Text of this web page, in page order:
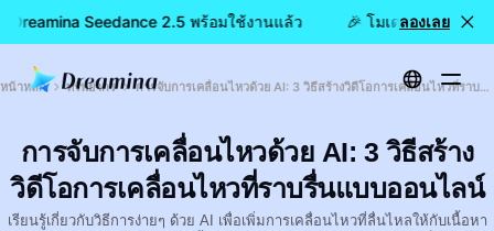
Dreamina Seedance 2.5 พร้อมใช้งานแล้ว 🎉 โมเดลใหม่เปิดให้
ลองเลย
หน้าหลัก ทรัพยากร การจับการเคลื่อนไหวด้วย AI: 3 วิธีสร้างวิดีโอการเคลื่อนไหวที่ราบรื่นแบบออนไลน์
การจับการเคลื่อนไหวด้วย AI: 3 วิธีสร้าง
วิดีโอการเคลื่อนไหวที่ราบรื่นแบบออนไลน์
เรียนรู้เกี่ยวกับวิธีการง่ายๆ ด้วย AI เพื่อเพิ่มการเคลื่อนไหวที่ลื่นไหลให้กับเนื้อหา